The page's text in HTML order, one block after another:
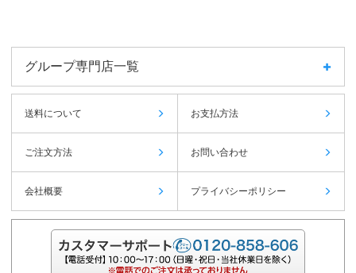
グループ専門店一覧
送料について お支払方法
ご注文方法 お問い合わせ
会社概要 プライバシーポリシー